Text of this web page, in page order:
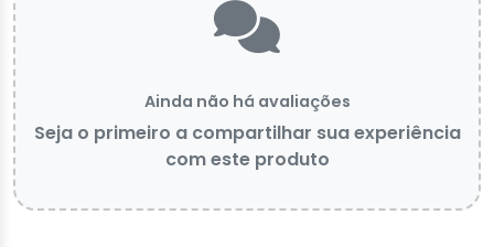
Ainda não há avaliações
Seja o primeiro a compartilhar sua experiência
com este produto